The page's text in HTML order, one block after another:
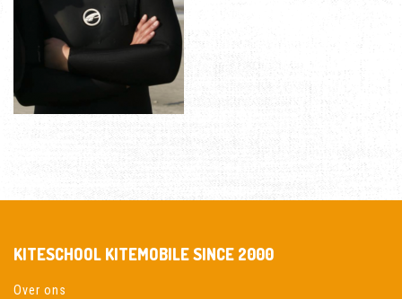
KITESCHOOL KITEMOBILE SINCE 2000
Over ons